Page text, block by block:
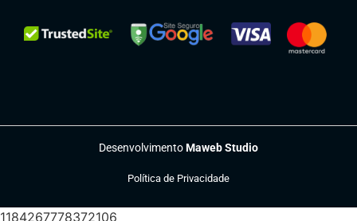
DesenvolvimentoMaweb Studio
Política de Privacidade
1184267778372106